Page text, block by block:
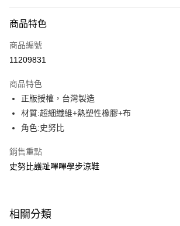
信用卡一次付款
超商取貨付款
Apple Pay
街口支付
Google Pay
【大哥付你分期使用說明】
1.本服務由台灣大哥大提供，台灣大哥大用戶可立即
ATM付款
商品特色
商品編號
11209831
商品特色
正版授權，台灣製造
材質:超細纖維+熱塑性橡膠+布
角色:史努比
銷售重點
史努比護趾嗶嗶學步涼鞋
相關分類